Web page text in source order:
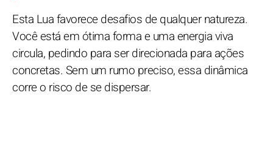
Esta Lua favorece desafios de qualquer natureza.
Você está em ótima forma e uma energia viva
circula, pedindo para ser direcionada para ações
concretas. Sem um rumo preciso, essa dinâmica
corre o risco de se dispersar.